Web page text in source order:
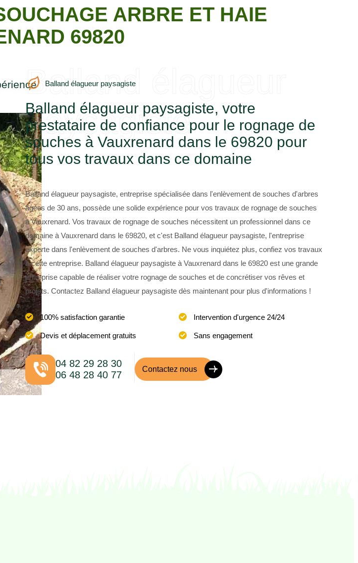
ARBRE ET HAIE
69820
Balland élagueur paysagiste
Balland élagueur
paysagiste
Balland élagueur paysagiste, votre
prestataire de confiance pour le rognage de
souches à Vauxrenard dans le 69820 pour
tous vos travaux dans ce domaine
Balland élagueur paysagiste, entreprise spécialisée dans l'enlèvement de souches d'arbres
âgées de 30 ans, possède une solide expérience pour vos travaux de rognage de souches
à Vauxrenard. Vos travaux de rognage de souches nécessitent un professionnel dans ce
domaine à Vauxrenard dans le 69820, et c'est Balland élagueur paysagiste, l'entreprise
experte dans l'enlèvement de souches d'arbres. Ne vous inquiétez plus, confiez vos travaux
à cette entreprise. Balland élagueur paysagiste à Vauxrenard dans le 69820 est une grande
entreprise capable de réaliser votre rognage de souches et de concrétiser vos rêves et
projets. Contactez Balland élagueur paysagiste dès maintenant pour plus d'informations !
100% satisfaction garantie Intervention d'urgence 24/24
Devis et déplacement gratuits Sans engagement
04 82 29 28 30
06 48 28 40 77
Contactez nous